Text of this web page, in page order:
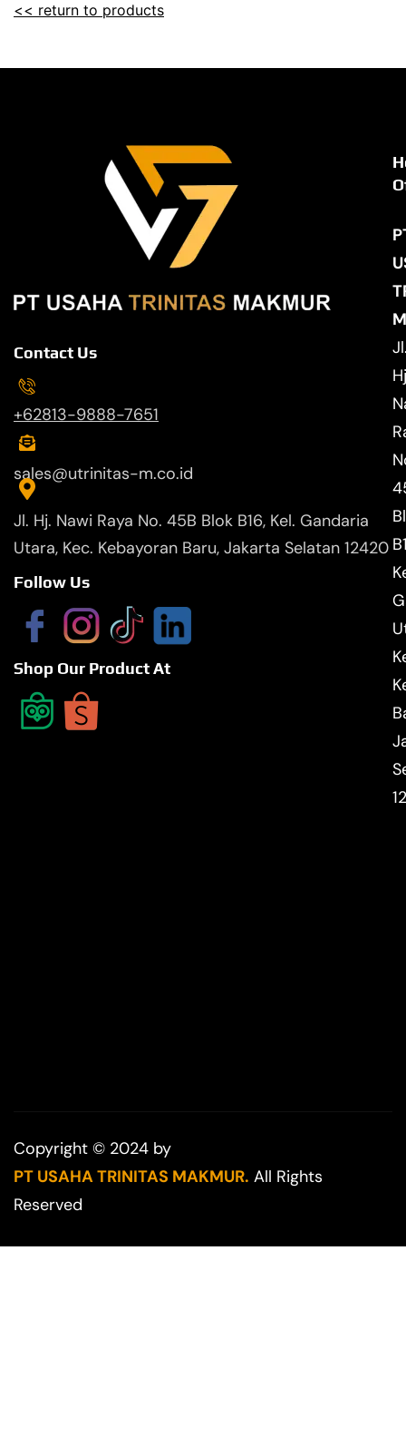
<< return to products
Contact Us
+62813-9888-7651
sales@utrinitas-m.co.id
Jl. Hj. Nawi Raya No. 45B Blok B16, Kel. Gandaria
Utara, Kec. Kebayoran Baru, Jakarta Selatan 12420
Follow Us
Shop Our Product At
Copyright © 2024 by
PT USAHA TRINITAS MAKMUR. All Rights
Reserved